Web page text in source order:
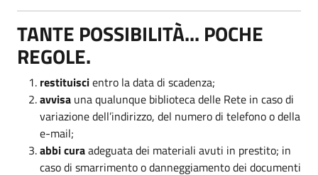
TANTE POSSIBILITÀ... POCHE
REGOLE.
restituiscientro la data di scadenza;
avvisa una qualunque biblioteca delle Rete in caso di
variazione dell’indirizzo, del numero di telefono o della
e-mail;
abbi curaadeguata dei materiali avuti in prestito; in
caso di smarrimento o danneggiamento dei documenti